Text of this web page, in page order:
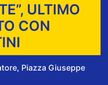
ULTIMO
CON
Piazza Giuseppe